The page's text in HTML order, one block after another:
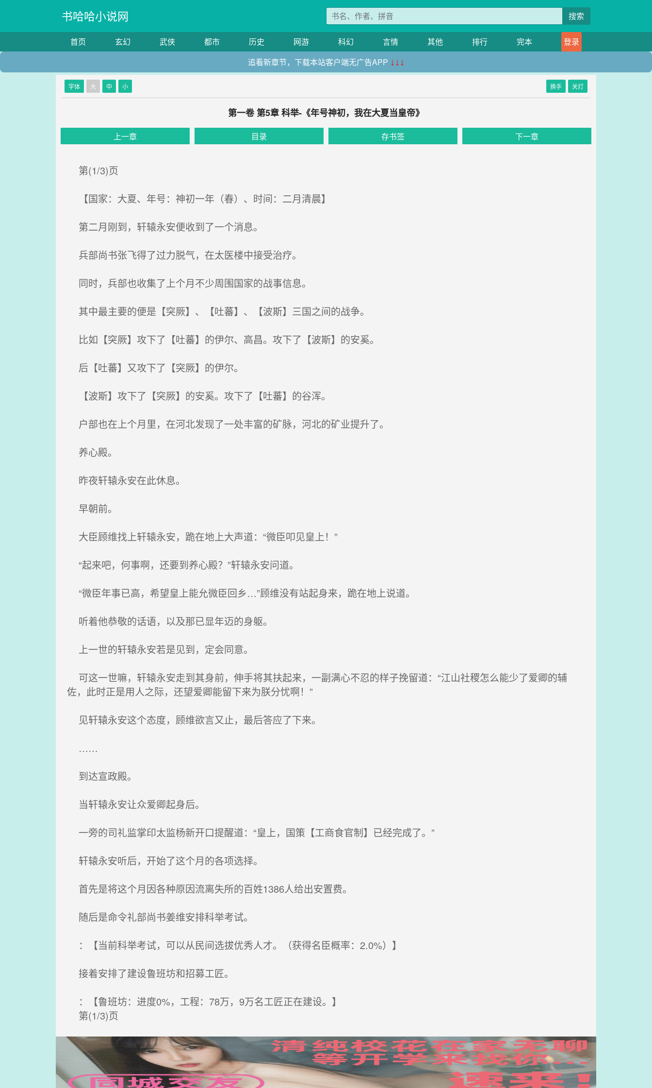
书哈哈小说网 搜索
首页 玄幻 武侠 都市 历史 网游 科幻 言情 其他 排行 完本
登录
追看新章节，下载本站客户端无广告APP ↓↓↓
字体 大 中 小 换手 关灯
第一卷 第5章 科举-《年号神初，我在大夏当皇帝》
上一章 目录 存书签 下一章
第(1/3)页
【国家：大夏、年号：神初一年（春）、时间：二月清晨】
第二月刚到，轩辕永安便收到了一个消息。
兵部尚书张飞得了过力脱气，在太医楼中接受治疗。
同时，兵部也收集了上个月不少周围国家的战事信息。
其中最主要的便是【突厥】、【吐蕃】、【波斯】三国之间的战争。
比如【突厥】攻下了【吐蕃】的伊尔、高昌。攻下了【波斯】的安奚。
后【吐蕃】又攻下了【突厥】的伊尔。
【波斯】攻下了【突厥】的安奚。攻下了【吐蕃】的谷浑。
户部也在上个月里，在河北发现了一处丰富的矿脉，河北的矿业提升了。
养心殿。
昨夜轩辕永安在此休息。
早朝前。
大臣顾维找上轩辕永安，跪在地上大声道：“微臣叩见皇上！”
“起来吧，何事啊，还要到养心殿？”轩辕永安问道。
“微臣年事已高，希望皇上能允微臣回乡…”顾维没有站起身来，跪在地上说道。
听着他恭敬的话语，以及那已显年迈的身躯。
上一世的轩辕永安若是见到，定会同意。
可这一世嘛，轩辕永安走到其身前，伸手将其扶起来，一副满心不忍的样子挽留道：“江山社稷怎么能少了爱卿的辅
佐，此时正是用人之际，还望爱卿能留下来为朕分忧啊！”
见轩辕永安这个态度，顾维欲言又止，最后答应了下来。
……
到达宣政殿。
当轩辕永安让众爱卿起身后。
一旁的司礼监掌印太监杨新开口提醒道：“皇上，国策【工商食官制】已经完成了。”
轩辕永安听后，开始了这个月的各项选择。
首先是将这个月因各种原因流离失所的百姓1386人给出安置费。
随后是命令礼部尚书姜维安排科举考试。
：【当前科举考试，可以从民间选拔优秀人才。（获得名臣概率：2.0%）】
接着安排了建设鲁班坊和招募工匠。
：【鲁班坊：进度0%，工程：78万，9万名工匠正在建设。】
第(1/3)页